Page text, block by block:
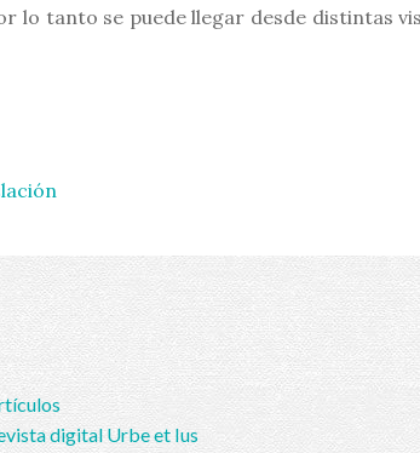
lo tanto se puede llegar desde distintas
digital Urbe et Ius